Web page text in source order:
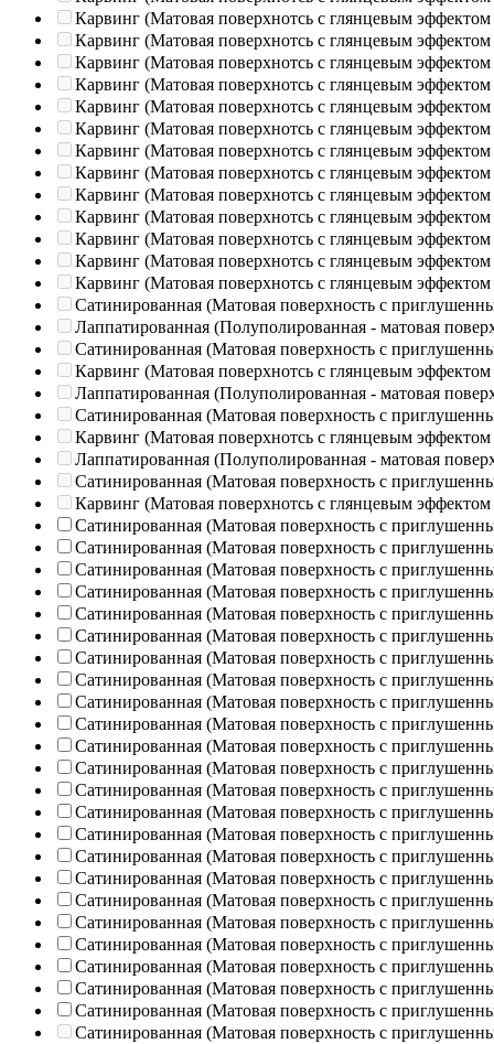
Карвинг (Матовая поверхнотсь с глянцевым эффектом
Карвинг (Матовая поверхнотсь с глянцевым эффектом
Карвинг (Матовая поверхнотсь с глянцевым эффектом
Карвинг (Матовая поверхнотсь с глянцевым эффектом
Карвинг (Матовая поверхнотсь с глянцевым эффектом
Карвинг (Матовая поверхнотсь с глянцевым эффектом
Карвинг (Матовая поверхнотсь с глянцевым эффектом
Карвинг (Матовая поверхнотсь с глянцевым эффектом
Карвинг (Матовая поверхнотсь с глянцевым эффектом
Карвинг (Матовая поверхнотсь с глянцевым эффектом
Карвинг (Матовая поверхнотсь с глянцевым эффектом
Карвинг (Матовая поверхнотсь с глянцевым эффектом
Карвинг (Матовая поверхнотсь с глянцевым эффектом
Сатинированная (Матовая поверхность с
Лаппатированная (Полуполированная - матовая
Сатинированная (Матовая поверхность с
Карвинг (Матовая поверхнотсь с глянцевым эффектом
Лаппатированная (Полуполированная - матовая
Сатинированная (Матовая поверхность с
Карвинг (Матовая поверхнотсь с глянцевым эффектом
Лаппатированная (Полуполированная - матовая
Сатинированная (Матовая поверхность с
Карвинг (Матовая поверхнотсь с глянцевым эффектом
Сатинированная (Матовая поверхность с
Сатинированная (Матовая поверхность с
Сатинированная (Матовая поверхность с
Сатинированная (Матовая поверхность с
Сатинированная (Матовая поверхность с
Сатинированная (Матовая поверхность с
Сатинированная (Матовая поверхность с
Сатинированная (Матовая поверхность с
Сатинированная (Матовая поверхность с
Сатинированная (Матовая поверхность с
Сатинированная (Матовая поверхность с
Сатинированная (Матовая поверхность с
Сатинированная (Матовая поверхность с
Сатинированная (Матовая поверхность с
Сатинированная (Матовая поверхность с
Сатинированная (Матовая поверхность с
Сатинированная (Матовая поверхность с
Сатинированная (Матовая поверхность с
Сатинированная (Матовая поверхность с
Сатинированная (Матовая поверхность с
Сатинированная (Матовая поверхность с
Сатинированная (Матовая поверхность с
Сатинированная (Матовая поверхность с
Сатинированная (Матовая поверхность с